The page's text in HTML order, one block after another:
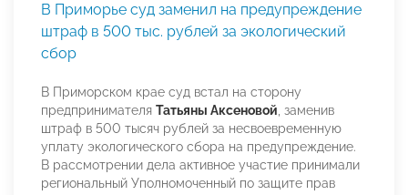
В Приморье суд заменил на предупреждение
штраф в 500 тыс. рублей за экологический
сбор
В Приморском крае суд встал на сторону
предпринимателя Татьяны Аксеновой , заменив
штраф в 500 тысяч рублей за несвоевременную
уплату экологического сбора на предупреждение.
В рассмотрении дела активное участие принимали
региональный Уполномоченный по защите прав